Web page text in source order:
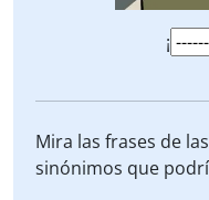
¡
Mira las frases de
sinónimos que